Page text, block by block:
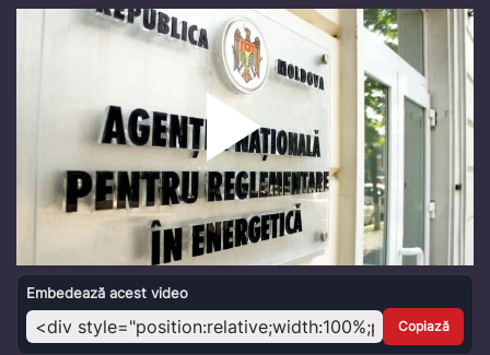
Play
Video
Embedează acest video
Copiază